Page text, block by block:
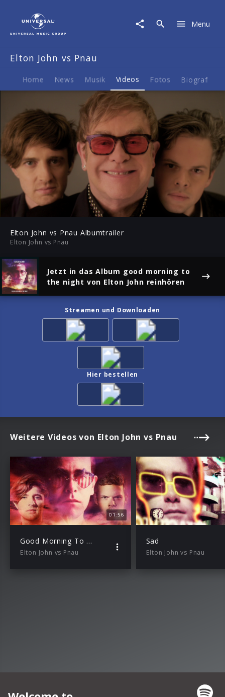
Pnau
Video
John
Albumtrailer
Menu
Elton John vs Pnau
Home News Musik Videos Fotos Biografie
Play
-17:54
Mute
Play
Elton John vs Pnau Albumtrailer
Elton John vs Pnau
Jetzt in das Album good morning to
the night von Elton John reinhören
Streamen und Downloaden
Hier bestellen
Weitere Videos von Elton John vs Pnau
01:56
Good Morning To The Night (Teaser)
Elton John vs Pnau
Sad
Elton John vs Pnau